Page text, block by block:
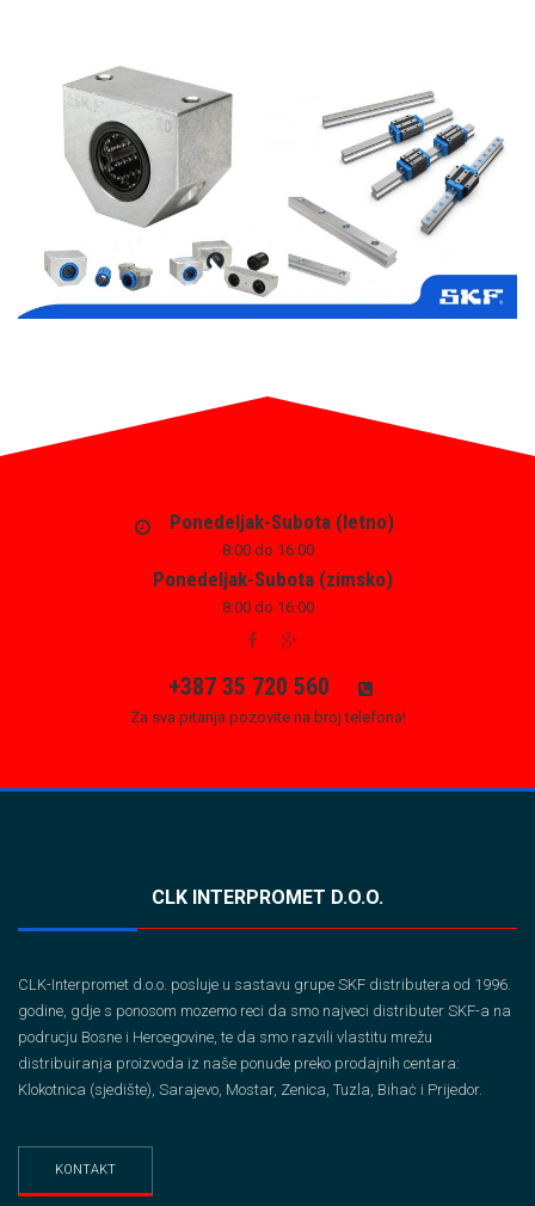
Ponedeljak-Subota (letno)
8:00 do 16:00
Ponedeljak-Subota (zimsko)
8:00 do 16:00
+387 35 720 560
Za sva pitanja pozovite na broj telefona!
CLK INTERPROMET D.O.O.
CLK-Interpromet d.o.o. posluje u sastavu grupe SKF distributera od 1996.
godine, gdje s ponosom mozemo reci da smo najveci distributer SKF-a na
podrucju Bosne i Hercegovine, te da smo razvili vlastitu mrežu
distribuiranja proizvoda iz naše ponude preko prodajnih centara:
Klokotnica (sjedište), Sarajevo, Mostar, Zenica, Tuzla, Bihaċ i Prijedor.
KONTAKT